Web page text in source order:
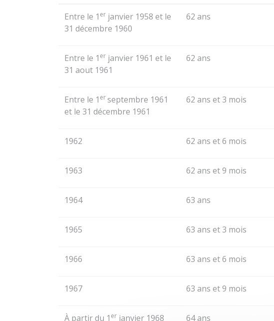
Entre le 1 er janvier 1958 et le
31 décembre 1960
62 ans
Entre le 1 er janvier 1961 et le
31 aout 1961
62 ans
Entre le 1 erseptembre 1961
et le 31 décembre 1961
62 ans et 3 mois
1962 62 ans et 6 mois
1963 62 ans et 9 mois
1964 63 ans
1965 63 ans et 3 mois
1966 63 ans et 6 mois
1967 63 ans et 9 mois
À partir du 1 er janvier 1968 64 ans